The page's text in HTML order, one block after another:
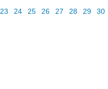
23 24 25 26 27 28 29 30